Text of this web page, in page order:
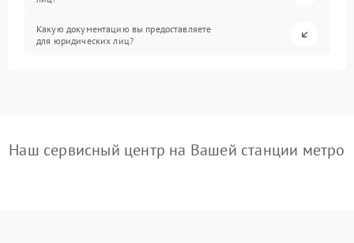
Какую документацию вы предоставляете
для юридических лиц?
Наш сервисный центр на Вашей станции метро